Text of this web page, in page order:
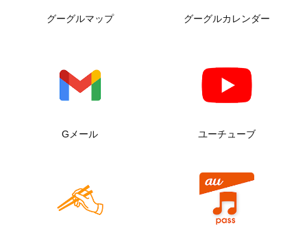
グーグルマップ グーグルカレンダー
Gメール ユーチューブ